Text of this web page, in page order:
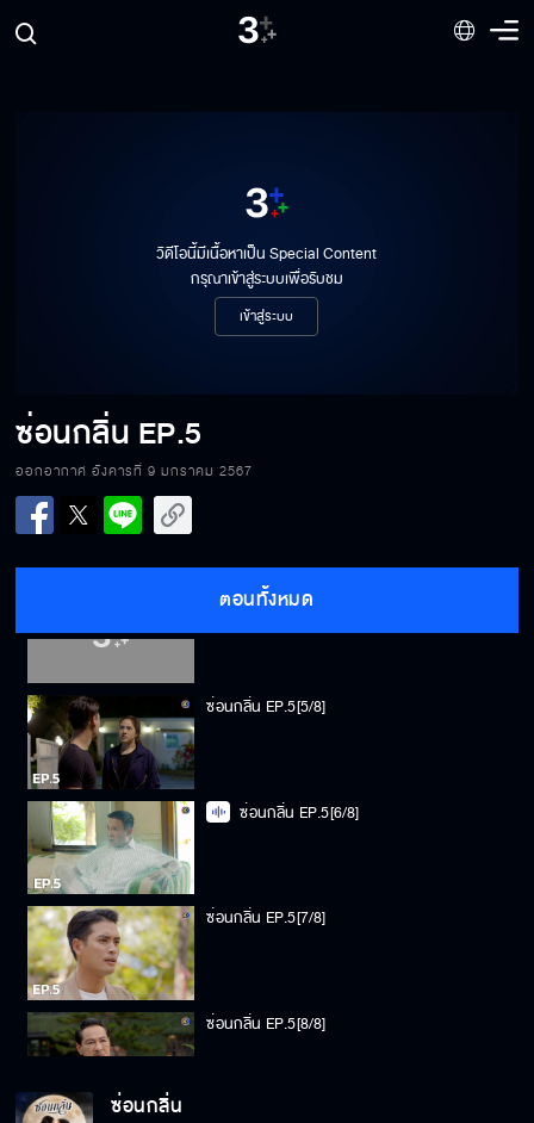
วิดีโอนี้มีเนื้อหาเป็น Special Content
กรุณาเข้าสู่ระบบเพื่อรับชม
เข้าสู่ระบบ
ซ่อนกลิ่น EP.5
ออกอากาศ อังคารที่ 9 มกราคม 2567
ตอนทั้งหมด
ซ่อนกลิ่น EP.5[1/8]
ซ่อนกลิ่น EP.5[2/8]
ซ่อนกลิ่น EP.5[4/8]
ซ่อนกลิ่น EP.5[5/8]
ซ่อนกลิ่น EP.5[6/8]
ซ่อนกลิ่น EP.5[7/8]
ซ่อนกลิ่น EP.5[8/8]
ซ่อนกลิ่น